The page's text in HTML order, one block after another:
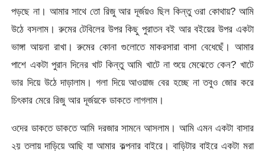
পড়ছে না। আমার সাথে তো রিজু আর দূর্জয়ও ছিল কিন্তু ওরা কোথায়? আমি
উঠে বসলাম। রুমের টেবিলের উপর কিছু পুরাতন বই আর বইয়ের উপর একটা
ভাঙ্গা আয়না রাখা। রুমের কোনা গুলোতে মাকরসারা বাসা বেধেছেঁ। আমার
পাশে একটা পুরান দিনের খাট কিন্তু আমি খাটে না শুয়ে মেঝেতে কেন? খাটে
ভার দিয়ে উঠে দাড়ালাম। গলা দিয়ে আওয়াজ বের হচ্ছে না তবুও জোর করে
চিৎকার মেরে রিজু আর দূর্জয়কে ডাকতে লাগলাম।
ওদের ডাকতে ডাকতে আমি দরজার সামনে আসলাম। আমি এমন একটা বাসার
২য় তলায় দাড়িয়ে আছি যা আমার কল্পনার বাইরে। বাড়িটার বাইরে একটা মরা